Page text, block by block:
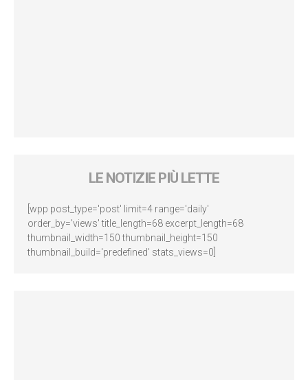
LE NOTIZIE PIÙ LETTE
[wpp post_type='post' limit=4 range='daily'
order_by='views' title_length=68 excerpt_length=68
thumbnail_width=150 thumbnail_height=150
thumbnail_build='predefined' stats_views=0]